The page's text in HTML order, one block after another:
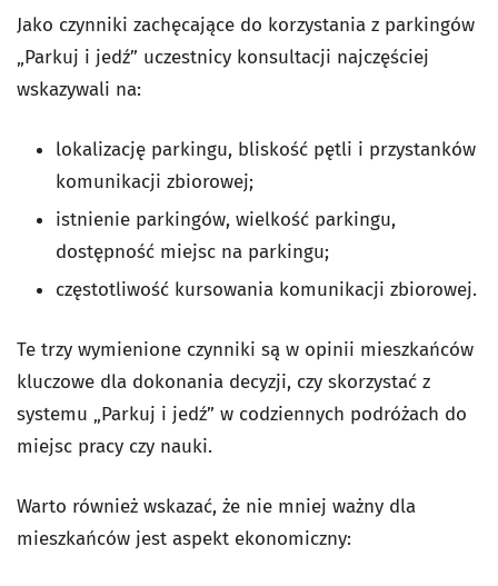
Jako czynniki zachęcające do korzystania z parkingów
„Parkuj i jedź” uczestnicy konsultacji najczęściej
wskazywali na:
lokalizację parkingu, bliskość pętli i przystanków
komunikacji zbiorowej;
istnienie parkingów, wielkość parkingu,
dostępność miejsc na parkingu;
częstotliwość kursowania komunikacji zbiorowej.
Te trzy wymienione czynniki są w opinii mieszkańców
kluczowe dla dokonania decyzji, czy skorzystać z
systemu „Parkuj i jedź” w codziennych podróżach do
miejsc pracy czy nauki.
Warto również wskazać, że nie mniej ważny dla
mieszkańców jest aspekt ekonomiczny: